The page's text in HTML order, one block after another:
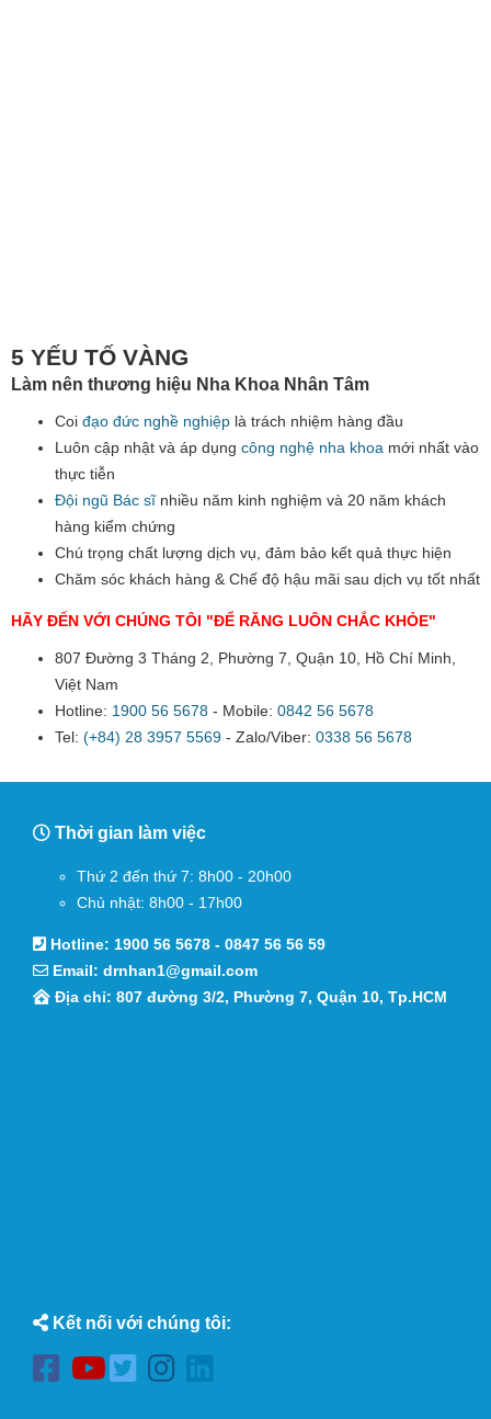
5 YẾU TỐ VÀNG
Làm nên thương hiệu Nha Khoa Nhân Tâm
Coi đạo đức nghề nghiệp là trách nhiệm hàng đầu
Luôn cập nhật và áp dụng công nghệ nha khoa mới nhất vào
thực tiễn
Đội ngũ Bác sĩnhiều năm kinh nghiệm và 20 năm khách
hàng kiểm chứng
Chú trọng chất lượng dịch vụ, đảm bảo kết quả thực hiện
Chăm sóc khách hàng & Chế độ hậu mãi sau dịch vụ tốt nhất
HÃY ĐẾN VỚI CHÚNG TÔI "ĐỂ RĂNG LUÔN CHẮC KHỎE"
807 Đường 3 Tháng 2, Phường 7, Quận 10, Hồ Chí Minh,
Việt Nam
Hotline: 1900 56 5678 - Mobile: 0842 56 5678
Tel: (+84) 28 3957 5569 - Zalo/Viber: 0338 56 5678
Thời gian làm việc
Thứ 2 đến thứ 7: 8h00 - 20h00
Chủ nhật: 8h00 - 17h00
Hotline: 1900 56 5678 - 0847 56 56 59
Email: drnhan1@gmail.com
Địa chỉ: 807 đường 3/2, Phường 7, Quận 10, Tp.HCM
Kết nối với chúng tôi: